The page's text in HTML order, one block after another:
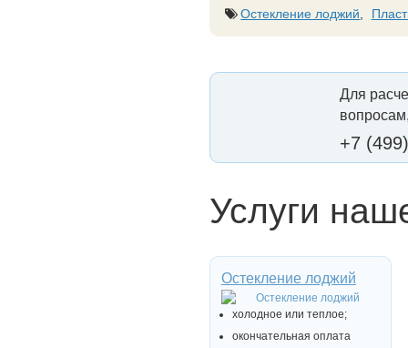
Остекление лоджий
Для
+7
Услуги
Остекление лоджий
холодное или теплое;
окончательная оплата